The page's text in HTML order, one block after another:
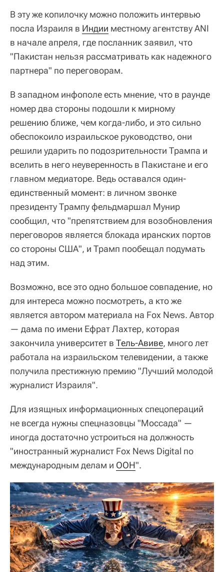
В эту же копилочку можно положить интервью
посла Израиля в Индии местному агентству ANI
в начале апреля, где посланник заявил, что
"Пакистан нельзя рассматривать как надежного
партнера" по переговорам.
В западном инфополе есть мнение, что в раунде
номер два стороны подошли к мирному
решению ближе, чем когда-либо, и это сильно
обеспокоило израильское руководство, они
решили ударить по подозрительности Трампа и
вселить в него неуверенность в Пакистане и его
главном медиаторе. Ведь оставался один-
единственный момент: в личном звонке
президенту Трампу фельдмаршал Мунир
сообщил, что "препятствием для возобновления
переговоров является блокада иранских портов
со стороны США", и Трамп пообещал подумать
над этим.
Возможно, все это одно большое совпадение, но
для интереса можно посмотреть, а кто же
является автором материала на Fox News. Автор
— дама по имени Ефрат Лахтер, которая
закончила университет в Тель-Авиве, много лет
работала на израильском телевидении, а также
получила престижную премию "Лучший молодой
журналист Израиля".
Для изящных информационных спецопераций
не всегда нужны спецназовцы "Моссада" —
иногда достаточно устроиться на должность
"иностранный журналист Fox News Digital по
международным делам и ООН".